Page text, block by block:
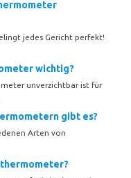
jedes Gericht perfekt!
wichtig?
unverzichtbar ist für
gibt es?
Arten von